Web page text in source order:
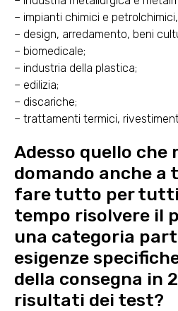
– impianti chimici e
– design, arredamento, beni
– biomedicale;
– industria della plastica;
– edilizia;
– discariche;
– trattamenti termici,
Adesso quello che
domando anche a
fare tutto per tutti
tempo risolvere il
una categoria
esigenze
della consegna in
risultati dei test?